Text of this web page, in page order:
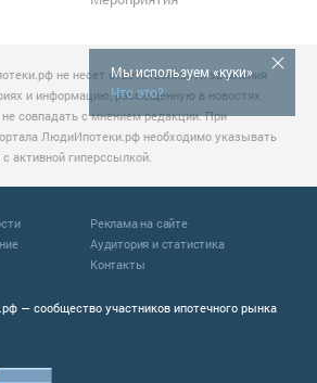
Мы используем «куки»
Что это?
не несет ответственности за мнения
и информацию, размещенную в новостях.
совпадать с мнением редакции. При
ЛюдиИпотеки.рф необходимо указывать
активной гиперссылкой.
— сообщество участников ипотечного рынка
Реклама на сайте
Аудитория и статистика
Контакты